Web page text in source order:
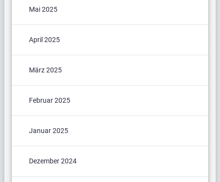
Mai 2025
April 2025
März 2025
Februar 2025
Januar 2025
Dezember 2024